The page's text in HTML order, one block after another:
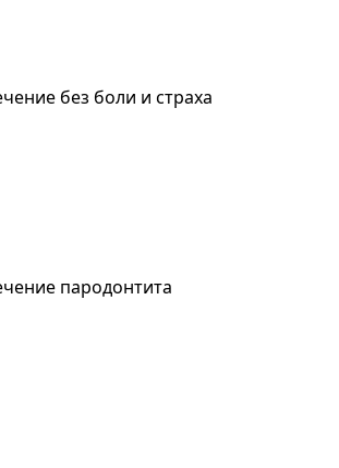
без боли и страха
пародонтита